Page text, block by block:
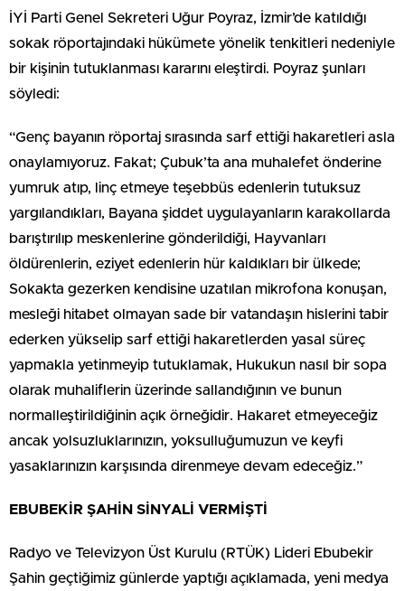
İYİ Parti Genel Sekreteri Uğur Poyraz, İzmir’de katıldığı
sokak röportajındaki hükümete yönelik tenkitleri nedeniyle
bir kişinin tutuklanması kararını eleştirdi. Poyraz şunları
söyledi:
“Genç bayanın röportaj sırasında sarf ettiği hakaretleri asla
onaylamıyoruz. Fakat; Çubuk’ta ana muhalefet önderine
yumruk atıp, linç etmeye teşebbüs edenlerin tutuksuz
yargılandıkları, Bayana şiddet uygulayanların karakollarda
barıştırılıp meskenlerine gönderildiği, Hayvanları
öldürenlerin, eziyet edenlerin hür kaldıkları bir ülkede;
Sokakta gezerken kendisine uzatılan mikrofona konuşan,
mesleği hitabet olmayan sade bir vatandaşın hislerini tabir
ederken yükselip sarf ettiği hakaretlerden yasal süreç
yapmakla yetinmeyip tutuklamak, Hukukun nasıl bir sopa
olarak muhaliflerin üzerinde sallandığının ve bunun
normalleştirildiğinin açık örneğidir. Hakaret etmeyeceğiz
ancak yolsuzluklarınızın, yoksulluğumuzun ve keyfi
yasaklarınızın karşısında direnmeye devam edeceğiz.”
EBUBEKİR ŞAHİN SİNYALİ VERMİŞTİ
Radyo ve Televizyon Üst Kurulu (RTÜK) Lideri Ebubekir
Şahin geçtiğimiz günlerde yaptığı açıklamada, yeni medya